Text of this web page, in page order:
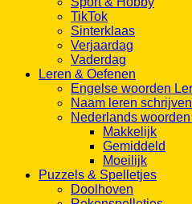
TikTok
Sinterklaas
Verjaardag
Vaderdag
Leren & Oefenen
Engelse woorden
Naam leren schrijven
Nederlands
Makkelijk
Gemiddeld
Moeilijk
Puzzels & Spelletjes
Doolhoven